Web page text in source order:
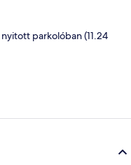
parkolóban (11.24